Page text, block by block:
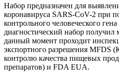
Набор предназначен для
коронавируса SARS-CoV-2 при
контрольного человеческого
диагностический набор
данный момент проходит
экспортного разрешения MFDS
контролю качества пищевых
препаратов) и FDA EUA.